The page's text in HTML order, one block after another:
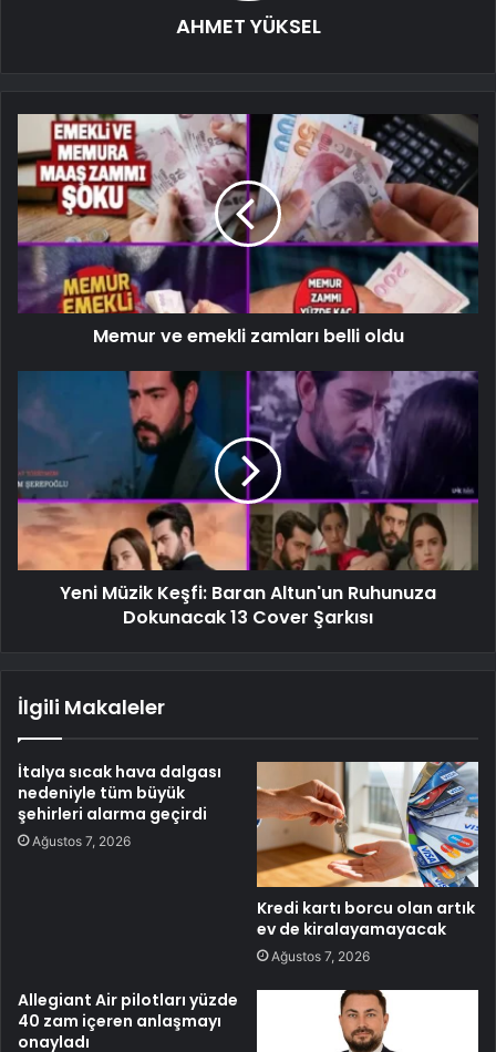
AHMET YÜKSEL
Memur ve emekli zamları belli oldu
Yeni Müzik Keşfi: Baran Altun'un Ruhunuza
Dokunacak 13 Cover Şarkısı
İlgili Makaleler
İtalya sıcak hava dalgası
nedeniyle tüm büyük
şehirleri alarma geçirdi
Ağustos 7, 2026
Kredi kartı borcu olan artık
ev de kiralayamayacak
Ağustos 7, 2026
Allegiant Air pilotları yüzde
40 zam içeren anlaşmayı
onayladı